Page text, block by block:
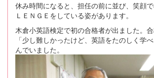
休み時間になると、担任の前に並び、笑顔で
ＬＥＮＧＥをしている姿があります。
木倉小英語検定で初の合格者が出ました。
「少し難しかったけど、英語をたのしく学
んでいました。